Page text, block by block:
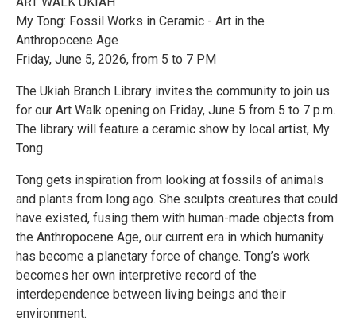
My Tong: Fossil Works in Ceramic - Art in the
Anthropocene Age
Friday, June 5, 2026, from 5 to 7 PM
The Ukiah Branch Library invites the community to join us
for our Art Walk opening on Friday, June 5 from 5 to 7 p.m.
The library will feature a ceramic show by local artist, My
Tong.
Tong gets inspiration from looking at fossils of animals
and plants from long ago. She sculpts creatures that could
have existed, fusing them with human-made objects from
the Anthropocene Age, our current era in which humanity
has become a planetary force of change. Tong’s work
becomes her own interpretive record of the
interdependence between living beings and their
environment.